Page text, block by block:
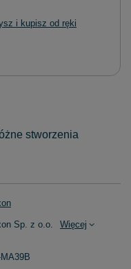
i kupisz od ręki
stworzenia
Sp. z o.o. Więcej